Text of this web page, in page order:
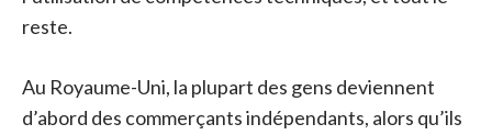
reste.
Au Royaume-Uni, la plupart des gens deviennent
d’abord des commerçants indépendants, alors qu’ils